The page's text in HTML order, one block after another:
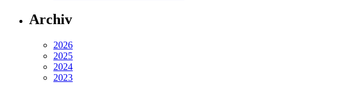
Archiv
2026
2025
2024
2023